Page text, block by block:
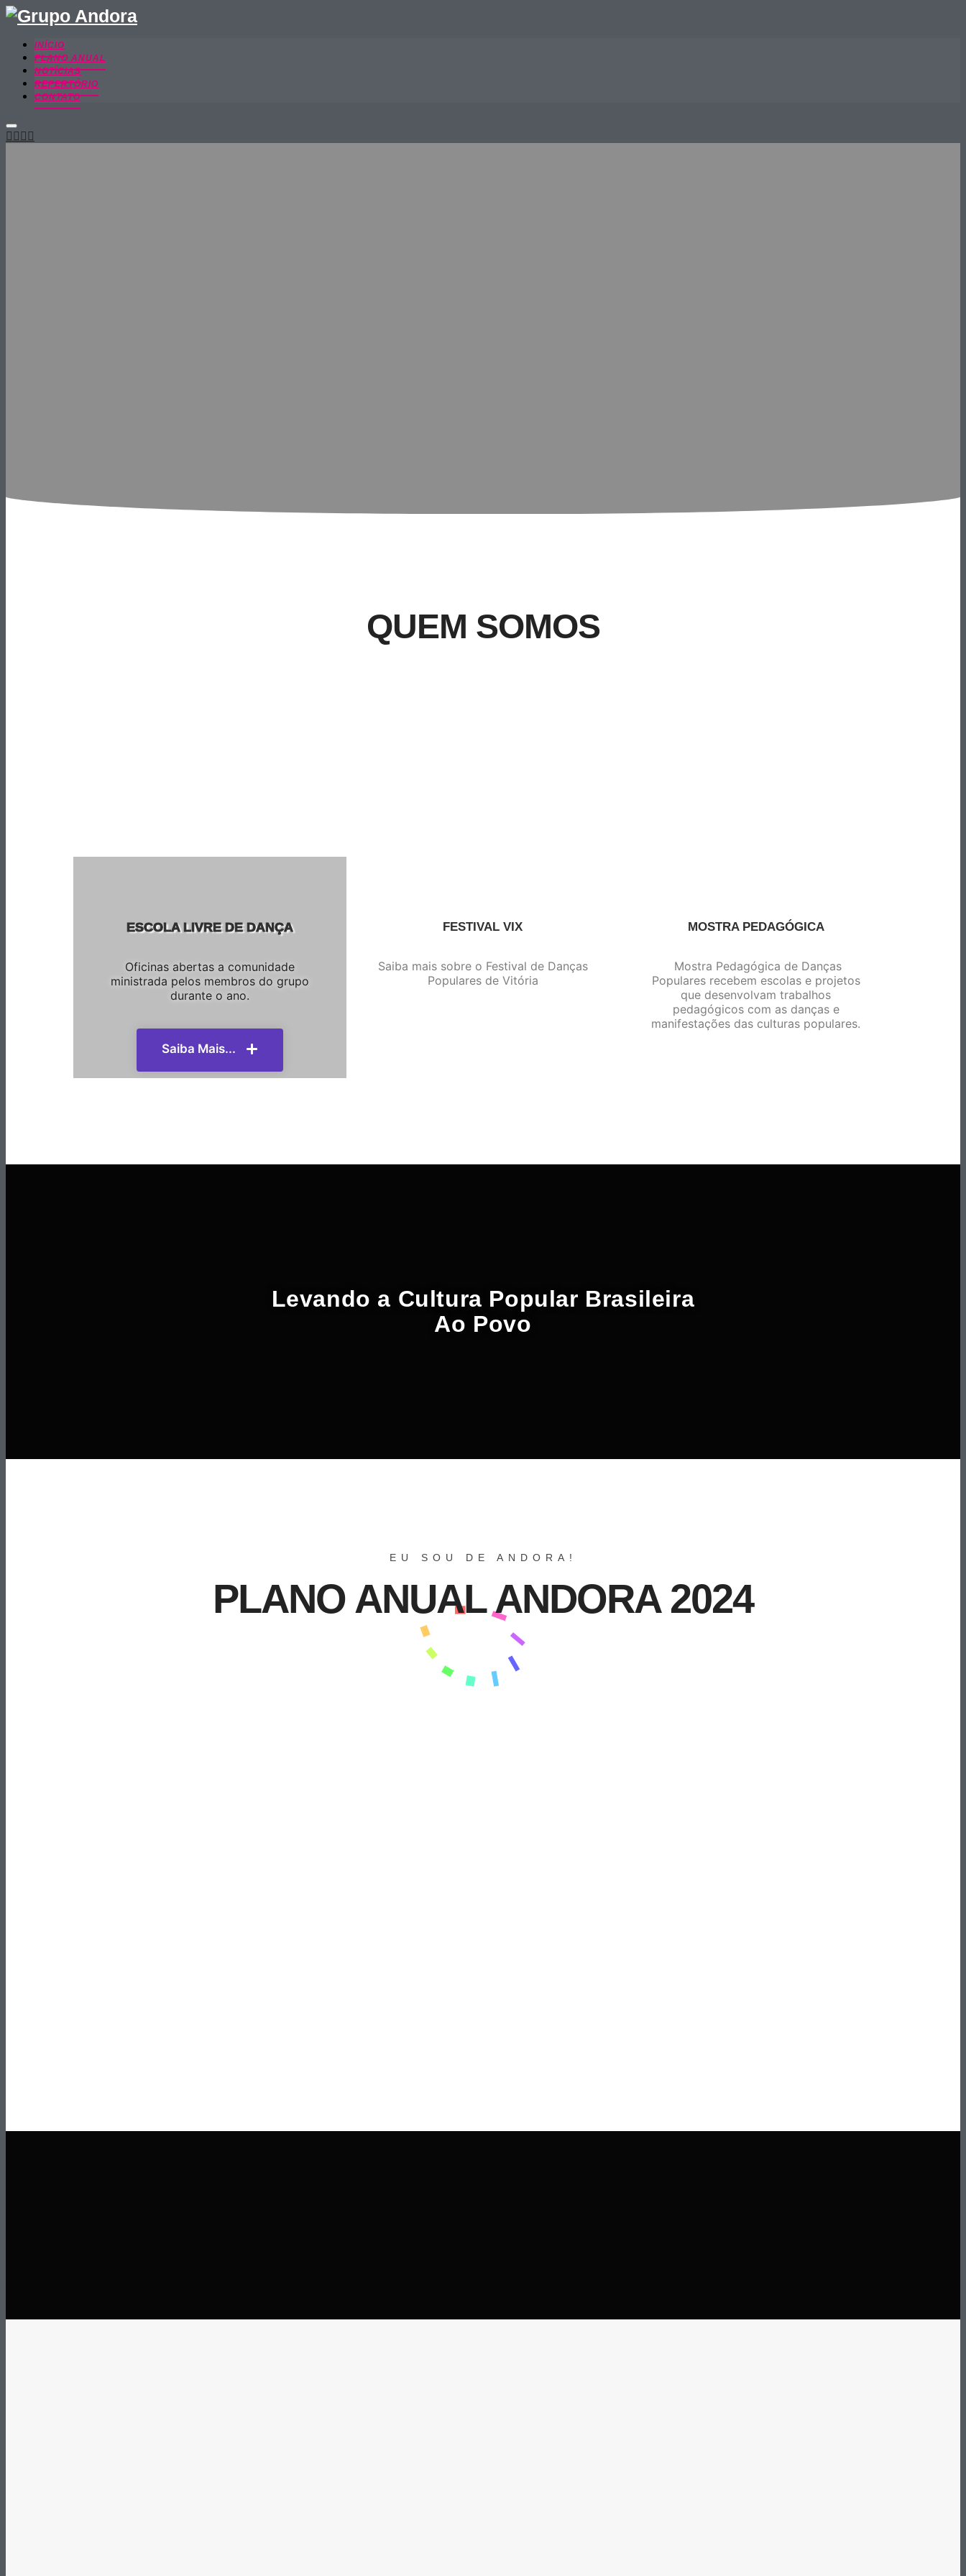
INÍCIO
PLANO ANUAL
NOTÍCIAS
REPERTÓRIO
CONTATO
QUEM SOMOS
ESCOLA LIVRE DE DANÇA
Oficinas abertas a comunidade
ministrada pelos membros do grupo
durante o ano.
Saiba Mais...
FESTIVAL VIX
Saiba mais sobre o Festival de Danças
Populares de Vitória
MOSTRA PEDAGÓGICA
Mostra Pedagógica de Danças
Populares recebem escolas e projetos
que desenvolvam trabalhos
pedagógicos com as danças e
manifestações das culturas populares.
Levando a Cultura Popular Brasileira
Ao Povo
EU SOU DE ANDORA!
PLANO ANUAL ANDORA 2024